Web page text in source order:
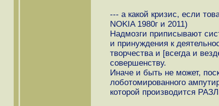
--- а какой кризис, если
NOKIA 1980г и 2011)
Надмозги приписывают
и принуждения к
творчества и [всегда и
совершенству.
Иначе и быть не может,
лоботомированного
которой производится